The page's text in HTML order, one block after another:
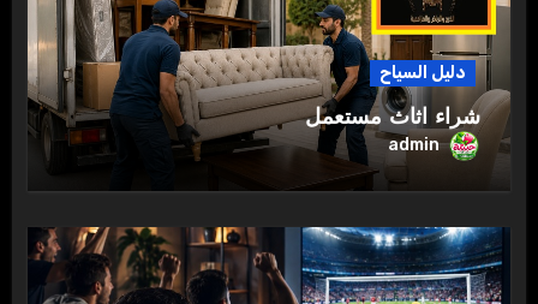
دليل السياح
شراء اثاث مستعمل
admin